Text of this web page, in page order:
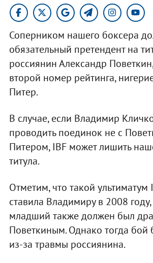
Соперником нашего боксера
обязательный претендент на
россиянин Александр
второй номер рейтинга,
Питер.
В случае, если Владимир
проводить поединок не с
Питером, IBF может лишить
титула.
Отметим, что такой ультиматум
ставила Владимиру в 2008
младший также должен был
Поветкиным. Однако тогда бой
из-за травмы россиянина.